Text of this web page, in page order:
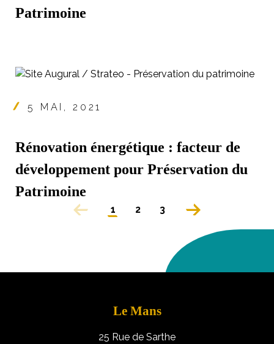
Patrimoine
5 MAI, 2021
Rénovation énergétique : facteur de
développement pour Préservation du
Patrimoine
1 2 3
Le Mans
25 Rue de Sarthe